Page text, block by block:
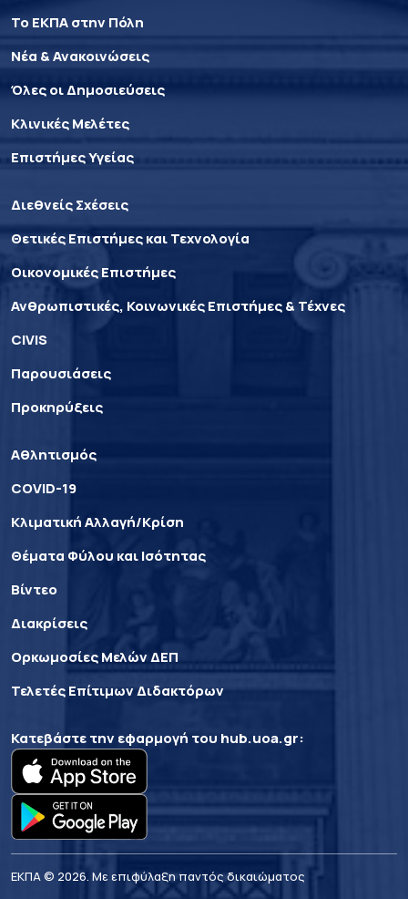
Το ΕΚΠΑ στην Πόλη
Νέα & Ανακοινώσεις
Όλες οι Δημοσιεύσεις
Κλινικές Μελέτες
Επιστήμες Υγείας
Διεθνείς Σχέσεις
Θετικές Επιστήμες και Τεχνολογία
Οικονομικές Επιστήμες
Ανθρωπιστικές, Κοινωνικές Επιστήμες & Τέχνες
CIVIS
Παρουσιάσεις
Προκηρύξεις
Αθλητισμός
COVID-19
Κλιματική Αλλαγή/Κρίση
Θέματα Φύλου και Ισότητας
Βίντεο
Διακρίσεις
Ορκωμοσίες Μελών ΔΕΠ
Τελετές Επίτιμων Διδακτόρων
Κατεβάστε την εφαρμογή του hub.uoa.gr:
ΕΚΠΑ © 2026. Με επιφύλαξη παντός δικαιώματος